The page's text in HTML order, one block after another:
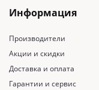
Информация
Производители
Акции и скидки
Доставка и оплата
Гарантии и сервис